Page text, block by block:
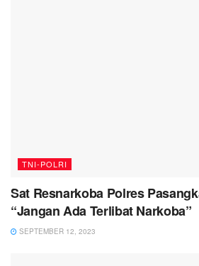
TNI-POLRI
Sat Resnarkoba Polres
“Jangan Ada Terlibat Narkoba”
SEPTEMBER 12, 2023